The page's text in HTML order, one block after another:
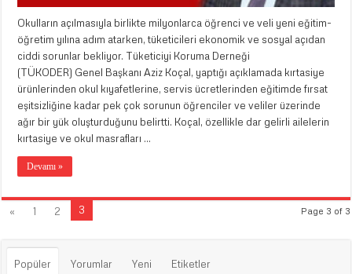
Okulların açılmasıyla birlikte milyonlarca öğrenci ve veli yeni eğitim-
öğretim yılına adım atarken, tüketicileri ekonomik ve sosyal açıdan
ciddi sorunlar bekliyor. Tüketiciyi Koruma Derneği
(TÜKODER) Genel Başkanı Aziz Koçal, yaptığı açıklamada kırtasiye
ürünlerinden okul kıyafetlerine, servis ücretlerinden eğitimde fırsat
eşitsizliğine kadar pek çok sorunun öğrenciler ve veliler üzerinde
ağır bir yük oluşturduğunu belirtti. Koçal, özellikle dar gelirli ailelerin
kırtasiye ve okul masrafları …
Devamı »
Page 3 of 3
« 1 2 3
Popüler Yorumlar Yeni Etiketler